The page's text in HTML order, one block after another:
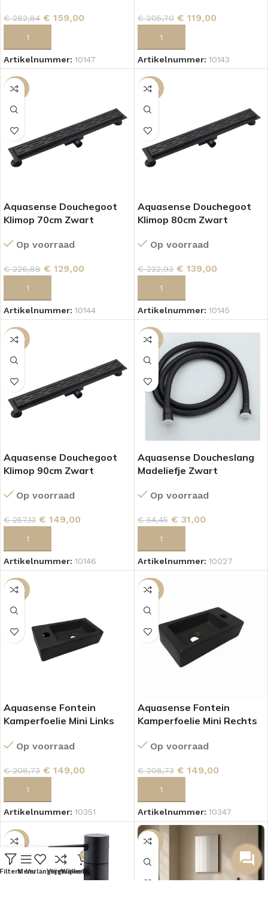
€282,84 € 159,00
Artikelnummer: 10147
€205,70 € 119,00
Artikelnummer: 10143
-43%
Aquasense Douchegoot
Klimop 70cm Zwart
Op voorraad
€226,88 € 129,00
Artikelnummer: 10144
-40%
Aquasense Douchegoot
Klimop 80cm Zwart
Op voorraad
€232,93 € 139,00
Artikelnummer: 10145
-42%
Aquasense Douchegoot
Klimop 90cm Zwart
Op voorraad
€257,13 € 149,00
Artikelnummer: 10146
-43%
Aquasense Doucheslang
Madeliefje Zwart
Op voorraad
€54,45 € 31,00
Artikelnummer: 10027
-29%
Aquasense Fontein
Kamperfoelie Mini Links
Op voorraad
€208,73 € 149,00
Artikelnummer: 10351
-29%
Aquasense Fontein
Kamperfoelie Mini Rechts
Op voorraad
€208,73 € 149,00
Artikelnummer: 10347
-43% -23%
FiltersMenuVerlanglijstVergelijken
0
Winkelwagen